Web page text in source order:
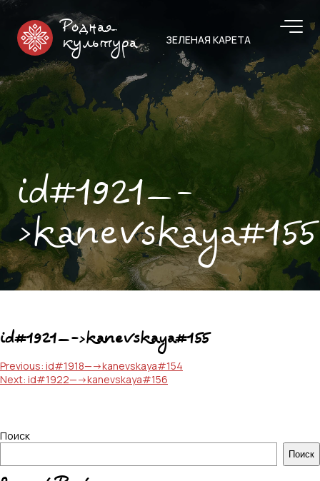
Родная
культура
ЗЕЛЕНАЯ КАРЕТА
id#1921—-
>kanevskaya#155
id#1921—->kanevskaya#155
Навигация
по
Previous: id#1918—->kanevskaya#154
Next: id#1922—->kanevskaya#156
Поиск
Поиск